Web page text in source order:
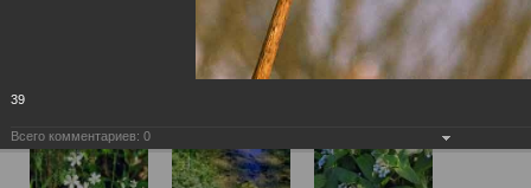
39
Всего комментариев: 0